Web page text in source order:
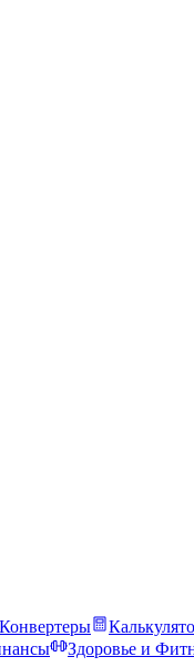
Конвертеры
Здоровье и